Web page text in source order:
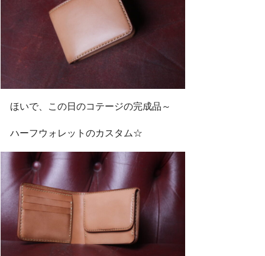
ほいで、この日のコテージの完成品～
ハーフウォレットのカスタム☆